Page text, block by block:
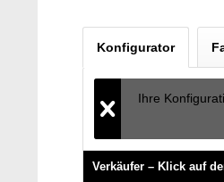
Konfigurator
Ihre
Verkäufer – Klick auf